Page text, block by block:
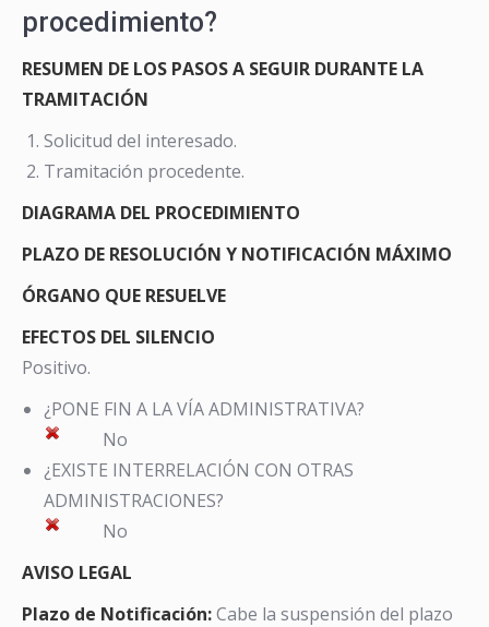
procedimiento?
RESUMEN DE LOS PASOS A SEGUIR DURANTE LA
TRAMITACIÓN
Solicitud del interesado.
Tramitación procedente.
DIAGRAMA DEL PROCEDIMIENTO
PLAZO DE RESOLUCIÓN Y NOTIFICACIÓN MÁXIMO
ÓRGANO QUE RESUELVE
EFECTOS DEL SILENCIO
Positivo.
¿PONE FIN A LA VÍA ADMINISTRATIVA?
No
¿EXISTE INTERRELACIÓN CON OTRAS
ADMINISTRACIONES?
No
AVISO LEGAL
Plazo de Notificación:Cabe la suspensión del plazo